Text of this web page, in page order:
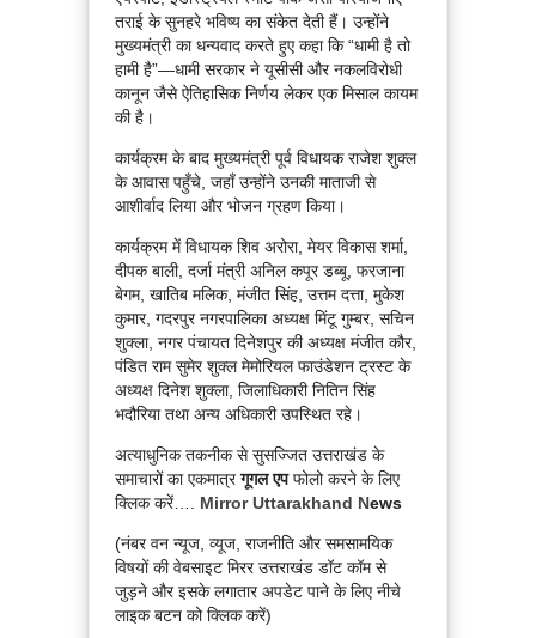
तराई के सुनहरे भविष्य का संकेत देती हैं। उन्होंने
मुख्यमंत्री का धन्यवाद करते हुए कहा कि “धामी है तो
हामी है”—धामी सरकार ने यूसीसी और नकलविरोधी
कानून जैसे ऐतिहासिक निर्णय लेकर एक मिसाल कायम
की है।
कार्यक्रम के बाद मुख्यमंत्री पूर्व विधायक राजेश शुक्ल
के आवास पहुँचे, जहाँ उन्होंने उनकी माताजी से
आशीर्वाद लिया और भोजन ग्रहण किया।
कार्यक्रम में विधायक शिव अरोरा, मेयर विकास शर्मा,
दीपक बाली, दर्जा मंत्री अनिल कपूर डब्बू, फरजाना
बेगम, खातिब मलिक, मंजीत सिंह, उत्तम दत्ता, मुकेश
कुमार, गदरपुर नगरपालिका अध्यक्ष मिंटू गुम्बर, सचिन
शुक्ला, नगर पंचायत दिनेशपुर की अध्यक्ष मंजीत कौर,
पंडित राम सुमेर शुक्ल मेमोरियल फाउंडेशन ट्रस्ट के
अध्यक्ष दिनेश शुक्ला, जिलाधिकारी नितिन सिंह
भदौरिया तथा अन्य अधिकारी उपस्थित रहे।
अत्याधुनिक तकनीक से सुसज्जित उत्तराखंड के
समाचारों का एकमात्रगूगल एपफोलो करने के लिए
क्लिक करें…. Mirror Uttarakhand News
(नंबर वन न्यूज, व्यूज, राजनीति और समसामयिक
विषयों की वेबसाइट मिरर उत्तराखंड डॉट कॉम से
जुड़ने और इसके लगातार अपडेट पाने के लिए नीचे
लाइक बटन को क्लिक करें)